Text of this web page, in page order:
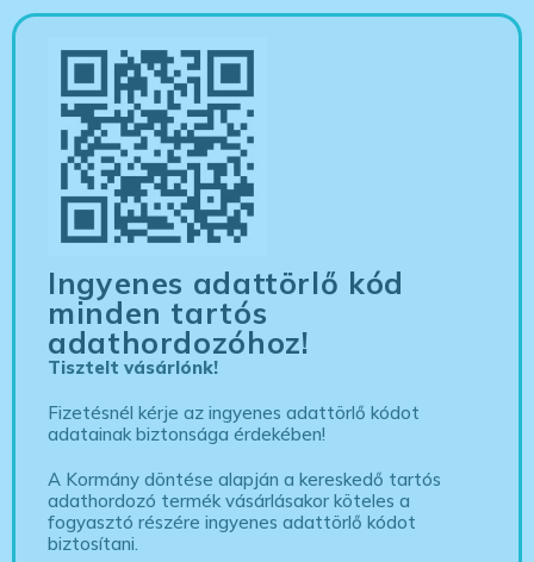
Ingyenes adattörlő kód
minden tartós
adathordozóhoz!
Tisztelt vásárlónk!
Fizetésnél kérje az ingyenes adattörlő kódot
adatainak biztonsága érdekében!
A Kormány döntése alapján a kereskedő tartós
adathordozó termék vásárlásakor köteles a
fogyasztó részére ingyenes adattörlő kódot
biztosítani.